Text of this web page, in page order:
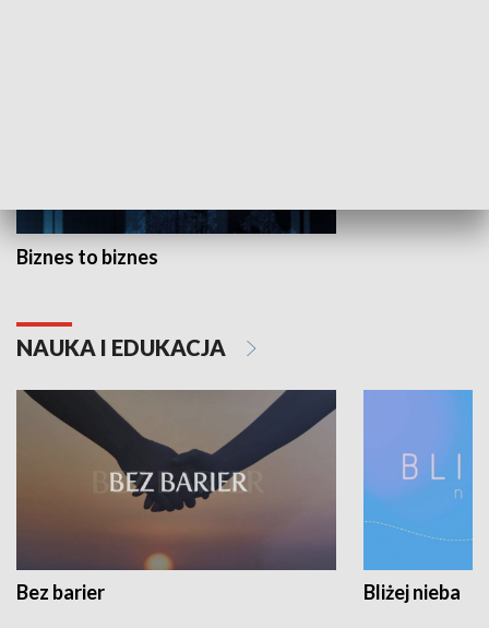
Biznes to biznes
NAUKA I EDUKACJA
Bez barier Bliżej nieba